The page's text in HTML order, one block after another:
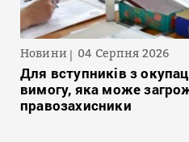
Новини 04 Серпня 2026
Для вступників з
вимогу, яка може
правозахисники